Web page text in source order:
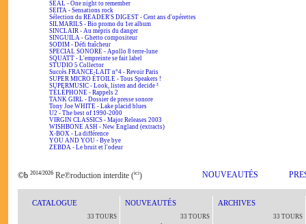
SEAL - One night to remember
SEITA - Sensations rock
Sélection du READER'S DIGEST - Cent ans d'opérettes
SILMARILS - Bio promo du 1er album
SINCLAIR - Au mépris du danger
SINGUILA - Ghetto compositeur
SODIM - Défi fraîcheur
SPECIAL SONORE - Apollo 8 terre-lune
SQUATT - L'empreinte se fait label
STUDIO 5 Collector
Succès FRANCE-LAIT n°4 - Revoir Paris
SUPER MICRO ÉTOILE - Tous Speakers !
SUPERMUSIC - Look, listen and decide ²
TÉLÉPHONE - Rappels 2
TANK GIRL - Dossier de presse sonore
Tony Joe WHITE - Lake placid blues
U2 - The best of 1990-2000
VIRGIN CLASSICS - Major Releases 2003
WISHBONE ASH - New England (extracts)
X-BOX - La différence
YOU AND YOU - Bye bye
ZEBDA - Le bruit et l'odeur
©b 2014/2026 Re℗roduction interdite (ici) NOUVEAUTÉS
CATALOGUE
33 TOURS
NOUVEAUTÉS
33 TOURS
ARCHIVES
33 TOURS